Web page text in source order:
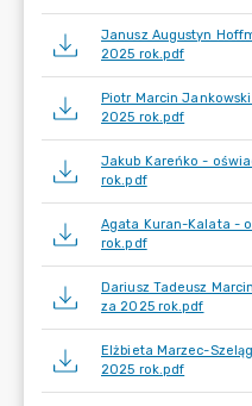
Janusz Augustyn
2025 rok.pdf
Piotr Marcin
2025 rok.pdf
Jakub Kareńko -
rok.pdf
Agata Kuran-Kalata -
rok.pdf
Dariusz Tadeusz
za 2025 rok.pdf
Elżbieta Marzec-
2025 rok.pdf